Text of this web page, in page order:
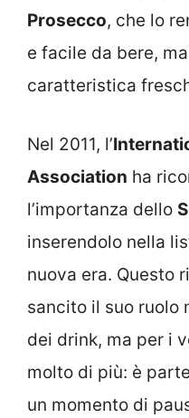
Prosecco, che lo
e facile da bere,
caratteristica
Nel 2011, l’
Association ha
l’importanza dello
inserendolo nella
nuova era. Questo
sancito il suo ruolo
dei drink, ma per i
molto di più: è
un momento di